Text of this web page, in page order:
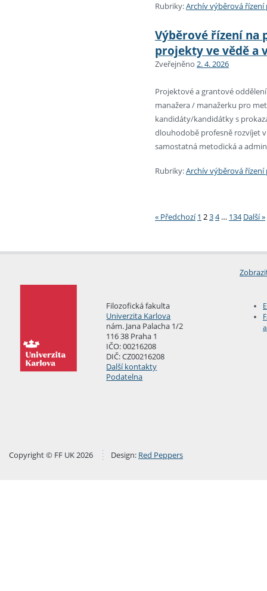
Rubriky:Archív výběrová
Výběrové řízení na
projekty ve vědě a
Zveřejněno 2. 4. 2026
Projektové a grantové
manažera / manažerku pro
kandidáty/kandidátky s
dlouhodobě profesně rozvíjet
samostatná metodická a
Rubriky:Archív výběrová
« Předchozí 1 234 … 134 Další »
Filozofická fakulta
Univerzita Karlova
nám. Jana Palacha 1/2
116 38 Praha 1
IČO: 00216208
DIČ: CZ00216208
Další kontakty
Podatelna
Copyright © FF UK 2026 Design: Red Peppers